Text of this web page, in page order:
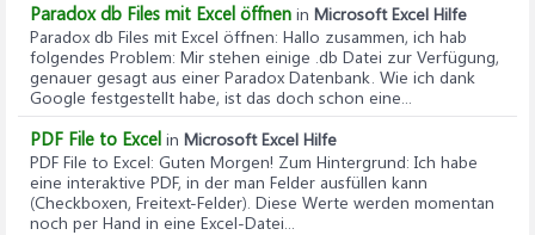
Paradox db Files mit Excel öffnen in Microsoft Excel Hilfe
Paradox db Files mit Excel öffnen: Hallo zusammen, ich hab
folgendes Problem: Mir stehen einige .db Datei zur Verfügung,
genauer gesagt aus einer Paradox Datenbank. Wie ich dank
Google festgestellt habe, ist das doch schon eine...
PDF File to Excel in Microsoft Excel Hilfe
PDF File to Excel: Guten Morgen! Zum Hintergrund: Ich habe
eine interaktive PDF, in der man Felder ausfüllen kann
(Checkboxen, Freitext-Felder). Diese Werte werden momentan
noch per Hand in eine Excel-Datei...